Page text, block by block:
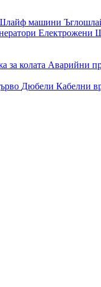
машини
Електрожени
за колата Аварийни
Дюбели Кабелни